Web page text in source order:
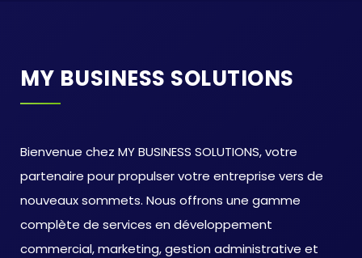
MY BUSINESS SOLUTIONS
Bienvenue chez MY BUSINESS SOLUTIONS, votre
partenaire pour propulser votre entreprise vers de
nouveaux sommets. Nous offrons une gamme
complète de services en développement
commercial, marketing, gestion administrative et